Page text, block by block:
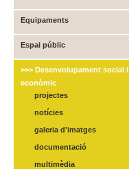
Equipaments
Espai públic
>>> Desenvolupament social i
econòmic
projectes
notícies
galeria d'imatges
documentació
multimèdia